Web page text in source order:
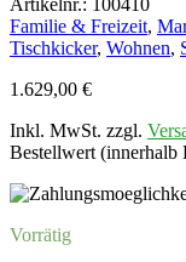
Familie & Freizeit,
Tischkicker, Wohnen,
1.629,00 €
Inkl. MwSt. zzgl.
Bestellwert (innerhalb
Vorrätig